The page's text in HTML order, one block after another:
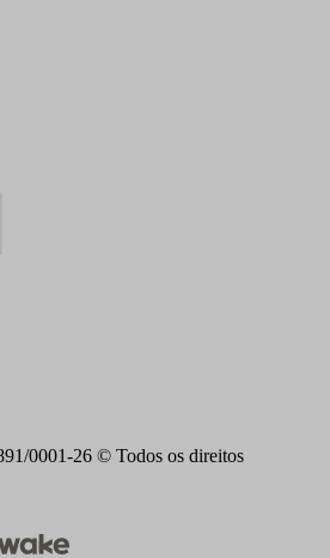
0001-26 © Todos os direitos